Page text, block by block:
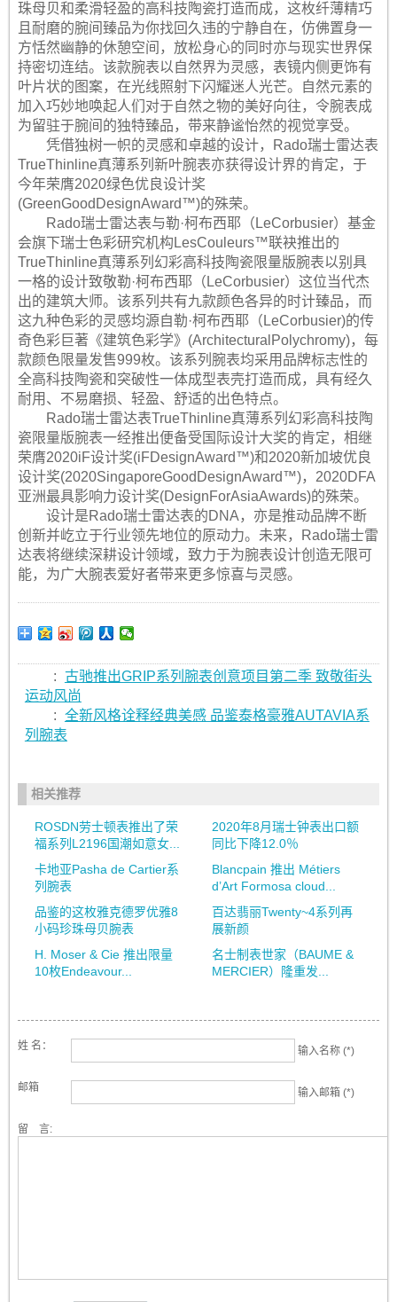
珠母贝和柔滑轻盈的高科技陶瓷打造而成，这枚纤薄精巧
且耐磨的腕间臻品为你找回久违的宁静自在，仿佛置身一
方恬然幽静的休憩空间，放松身心的同时亦与现实世界保
持密切连结。该款腕表以自然界为灵感，表镜内侧更饰有
叶片状的图案，在光线照射下闪耀迷人光芒。自然元素的
加入巧妙地唤起人们对于自然之物的美好向往，令腕表成
为留驻于腕间的独特臻品，带来静谧怡然的视觉享受。
凭借独树一帜的灵感和卓越的设计，Rado瑞士雷达表
TrueThinline真薄系列新叶腕表亦获得设计界的肯定，于
今年荣膺2020绿色优良设计奖
(GreenGoodDesignAward™)的殊荣。
Rado瑞士雷达表与勒·柯布西耶（LeCorbusier）基金
会旗下瑞士色彩研究机构LesCouleurs™联袂推出的
TrueThinline真薄系列幻彩高科技陶瓷限量版腕表以别具
一格的设计致敬勒·柯布西耶（LeCorbusier）这位当代杰
出的建筑大师。该系列共有九款颜色各异的时计臻品，而
这九种色彩的灵感均源自勒·柯布西耶（LeCorbusier)的传
奇色彩巨著《建筑色彩学》(ArchitecturalPolychromy)，每
款颜色限量发售999枚。该系列腕表均采用品牌标志性的
全高科技陶瓷和突破性一体成型表壳打造而成，具有经久
耐用、不易磨损、轻盈、舒适的出色特点。
Rado瑞士雷达表TrueThinline真薄系列幻彩高科技陶
瓷限量版腕表一经推出便备受国际设计大奖的肯定，相继
荣膺2020iF设计奖(iFDesignAward™)和2020新加坡优良
设计奖(2020SingaporeGoodDesignAward™)，2020DFA
亚洲最具影响力设计奖(DesignForAsiaAwards)的殊荣。
设计是Rado瑞士雷达表的DNA，亦是推动品牌不断
创新并屹立于行业领先地位的原动力。未来，Rado瑞士雷
达表将继续深耕设计领域，致力于为腕表设计创造无限可
能，为广大腕表爱好者带来更多惊喜与灵感。
: 古驰推出GRIP系列腕表创意项目第二季 致敬街头
运动风尚
: 全新风格诠释经典美感 品鉴泰格豪雅AUTAVIA系
列腕表
相关推荐
ROSDN劳士顿表推出了荣
福系列L2196国潮如意女...
2020年8月瑞士钟表出口额
同比下降12.0％
卡地亚Pasha de Cartier系
列腕表
Blancpain 推出 Métiers
d’Art Formosa cloud...
品鉴的这枚雅克德罗优雅8
小码珍珠母贝腕表
百达翡丽Twenty~4系列再
展新颜
H. Moser & Cie 推出限量
10枚Endeavour...
名士制表世家（BAUME &
MERCIER）隆重发...
姓 名： 输入名称 (*)
邮箱 输入邮箱 (*)
留 言: